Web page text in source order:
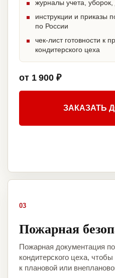
журналы учета,
инструкции и приказы
по России
чек-лист готовности к
кондитерского цеха
от 1 900 ₽
ЗАКАЗАТЬ
03
Пожарная
Пожарная документация
кондитерского цеха,
к плановой или